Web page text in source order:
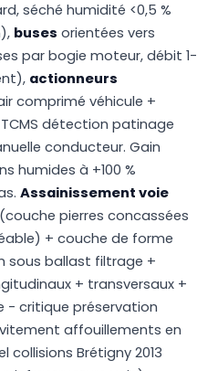
séché humidité <0,5 %
buses orientées vers
par bogie moteur, débit 1-
actionneurs
comprimé véhicule +
détection patinage
conducteur. Gain
humides à +100 %
Assainissement voie
pierres concassées
+ couche de forme
sous ballast filtrage +
+ transversaux +
- critique préservation
affouillements en
Brétigny 2013